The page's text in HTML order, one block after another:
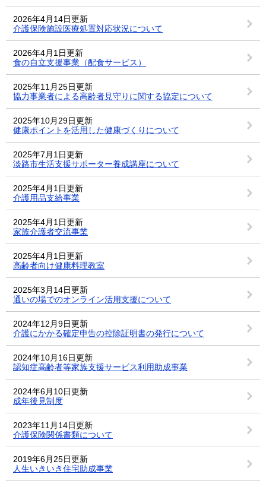
2026年4月14日更新
介護保険施設医療処置対応状況について
2026年4月1日更新
食の自立支援事業（配食サービス）
2025年11月25日更新
協力事業者による高齢者見守りに関する協定について
2025年10月29日更新
健康ポイントを活用した健康づくりについて
2025年7月1日更新
淡路市生活支援サポーター養成講座について
2025年4月1日更新
介護用品支給事業
2025年4月1日更新
家族介護者交流事業
2025年4月1日更新
高齢者向け健康料理教室
2025年3月14日更新
通いの場でのオンライン活用支援について
2024年12月9日更新
介護にかかる確定申告の控除証明書の発行について
2024年10月16日更新
認知症高齢者等家族支援サービス利用助成事業
2024年6月10日更新
成年後見制度
2023年11月14日更新
介護保険関係書類について
2019年6月25日更新
人生いきいき住宅助成事業